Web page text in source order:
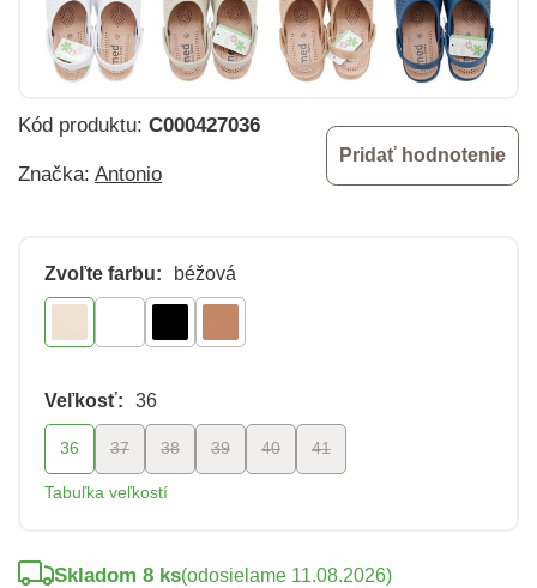
Kód produktu: C000427036
Značka: Antonio
Pridať hodnotenie
Zvoľte farbu: béžová
Veľkosť: 36
36 37 38 39 40 41
Tabuľka veľkostí
Skladom 8 ks(odosielame 11.08.2026)